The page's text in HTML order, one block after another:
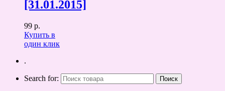
[31.01.2015]
99 р.
Купить в
один клик
.
Search for: